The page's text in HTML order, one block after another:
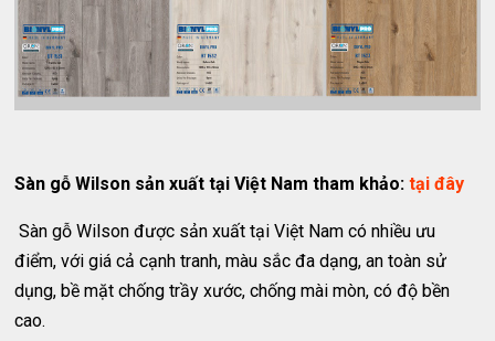
Sàn gỗ Wilson sản xuất tại Việt Nam tham khảo: tại đây
Sàn gỗ Wilson được sản xuất tại Việt Nam có nhiều ưu
điểm, với giá cả cạnh tranh, màu sắc đa dạng, an toàn sử
dụng, bề mặt chống trầy xước, chống mài mòn, có độ bền
cao.